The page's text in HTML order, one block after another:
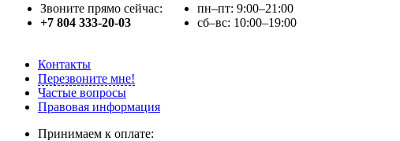
Звоните прямо сейчас:
+7 804 333-20-03
пн–пт: 9:00–21:00
сб–вс: 10:00–19:00
Контакты
Перезвоните мне!
Частые вопросы
Правовая информация
Принимаем к оплате: